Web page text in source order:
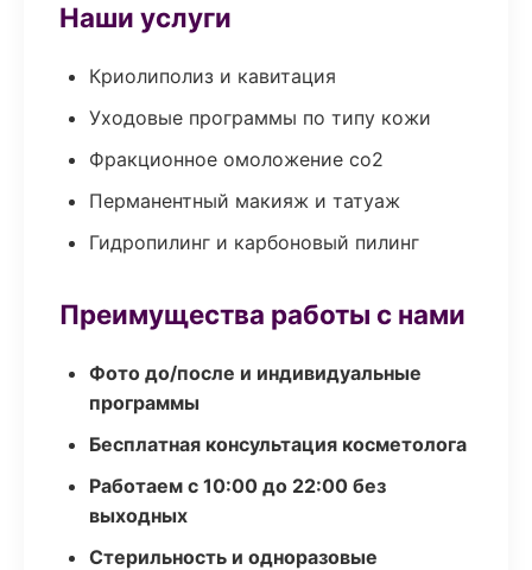
Наши услуги
Криолиполиз и кавитация
Уходовые программы по типу кожи
Фракционное омоложение co2
Перманентный макияж и татуаж
Гидропилинг и карбоновый пилинг
Преимущества работы с нами
Фото до/после и индивидуальные
программы
Бесплатная консультация косметолога
Работаем с 10:00 до 22:00 без
выходных
Стерильность и одноразовые